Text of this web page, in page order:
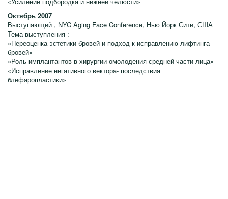
Октябрь 2007
Выступающий , NYC Aging Face Conference, Нью Йорк Сити, США
Тема выступления :
«Переоценка эстетики бровей и подход к исправлению лифтинга
бровей»
«Роль имплантантов в хирургии омолодения средней части лица»
«Исправление негативного вектора- последствия
блефаропластики»